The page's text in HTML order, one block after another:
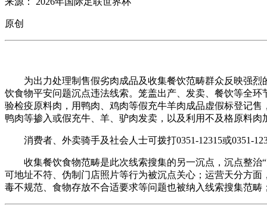
原创
为出力处理制售假劣肉成品及收集餐饮范畴群众反映强烈
饮食物平安问题沉点违法线索。笼盖出产、发卖、餐饮等全
验检疫原料肉，用鸭肉、鸡肉等假充牛羊肉成品虚假标登记
鸭肉等掺入或假充牛、羊、驴肉发卖，以及利用不及格原料
消费者、外卖骑手及社会人士可拨打0351-12315或0351-
收集餐饮食物范畴是此次线索搜集的另一沉点，沉点整治“
可地址不符、伪制门店照片等行为被沉点关心；运营天分方
毒不规范、食物存放不合适要求等问题也被纳入线索搜集范